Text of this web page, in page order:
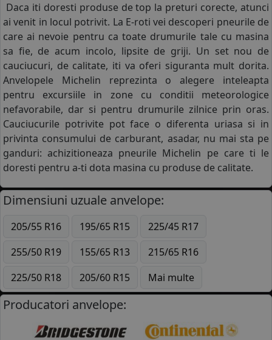
Daca iti doresti produse de top la preturi corecte, atunci
ai venit in locul potrivit. La E-roti vei descoperi pneurile de
care ai nevoie pentru ca toate drumurile tale cu masina
sa fie, de acum incolo, lipsite de griji. Un set nou de
cauciucuri, de calitate, iti va oferi siguranta mult dorita.
Anvelopele Michelin reprezinta o alegere inteleapta
pentru excursiile in zone cu conditii meteorologice
nefavorabile, dar si pentru drumurile zilnice prin oras.
Cauciucurile potrivite pot face o diferenta uriasa si in
privinta consumului de carburant, asadar, nu mai sta pe
ganduri: achizitioneaza pneurile Michelin pe care ti le
doresti pentru a-ti dota masina cu produse de calitate.
Dimensiuni uzuale anvelope:
205/55 R16 195/65 R15
225/45 R17
255/50 R19
155/65 R13
215/65 R16
225/50 R18
205/60 R15 Mai multe
Producatori anvelope: